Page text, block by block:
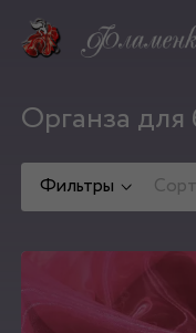
Органза для
Фильтры